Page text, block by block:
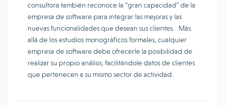
consultora también reconoce la “gran capacidad” de la
empresa de software para integrar las mejoras y las
nuevas funcionalidades que desean sus clientes. Más
allá de los estudios monográficos formales, cualquier
empresa de software debe ofrecerle la posibilidad de
realizar su propio análisis, facilitándole datos de clientes
que pertenecen a su mismo sector de actividad.